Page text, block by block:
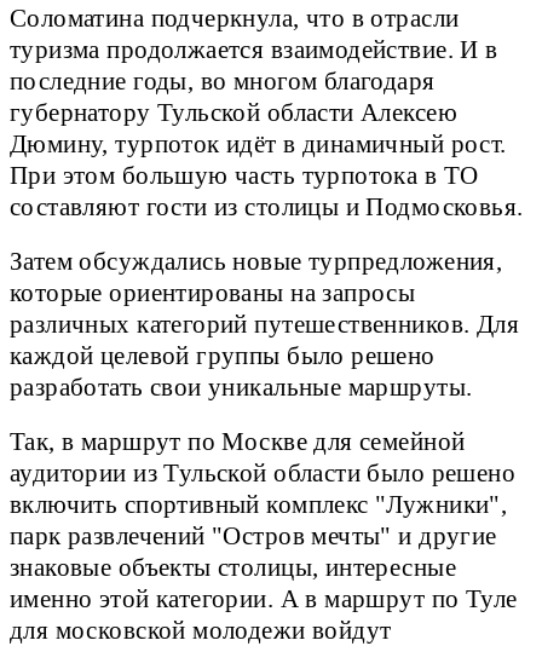
Соломатина подчеркнула, что в отрасли
туризма продолжается взаимодействие. И в
последние годы, во многом благодаря
губернатору Тульской области Алексею
Дюмину, турпоток идёт в динамичный рост.
При этом большую часть турпотока в ТО
составляют гости из столицы и Подмосковья.
Затем обсуждались новые турпредложения,
которые ориентированы на запросы
различных категорий путешественников. Для
каждой целевой группы было решено
разработать свои уникальные маршруты.
Так, в маршрут по Москве для семейной
аудитории из Тульской области было решено
включить спортивный комплекс "Лужники",
парк развлечений "Остров мечты" и другие
знаковые объекты столицы, интересные
именно этой категории. А в маршрут по Туле
для московской молодежи войдут